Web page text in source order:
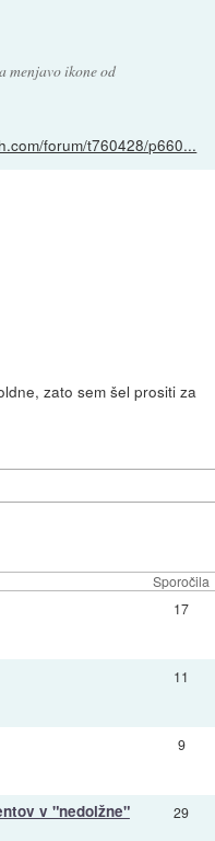
menjavo ikone od
forum/t760428/p660...
zato sem šel prositi za
Sporočila
17
11
9
v "nedolžne" 29